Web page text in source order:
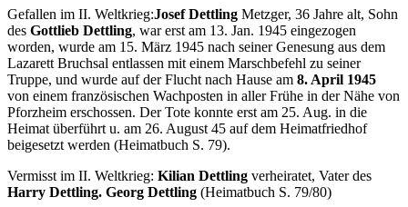
Gefallen im II. Weltkrieg:Josef Dettling Metzger, 36 Jahre alt, Sohn
des Gottlieb Dettling, war erst am 13. Jan. 1945 eingezogen
worden, wurde am 15. März 1945 nach seiner Genesung aus dem
Lazarett Bruchsal entlassen mit einem Marschbefehl zu seiner
Truppe, und wurde auf der Flucht nach Hause am 8. April 1945
von einem französischen Wachposten in aller Frühe in der Nähe von
Pforzheim erschossen. Der Tote konnte erst am 25. Aug. in die
Heimat überführt u. am 26. August 45 auf dem Heimatfriedhof
beigesetzt werden (Heimatbuch S. 79).
Vermisst im II. Weltkrieg: Kilian Dettling verheiratet, Vater des
Harry Dettling. Georg Dettling (Heimatbuch S. 79/80)